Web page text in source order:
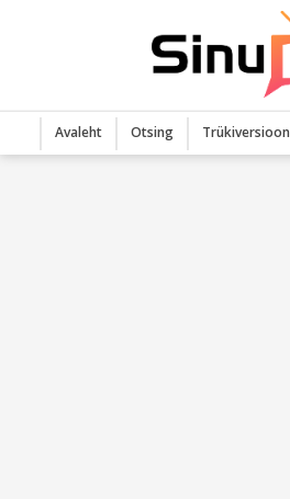
Avaleht Otsing Trükiversioon